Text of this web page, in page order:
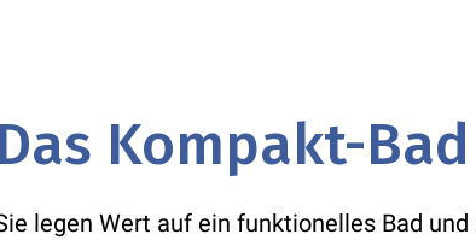
Das Kompakt-
legen Wert auf ein funktionelles Bad